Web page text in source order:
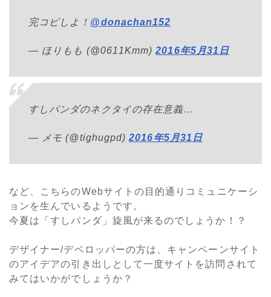
完コピしよ！ @donachan152
— ほりもも (@0611Kmm)2016年5月31日
すしパンダのネクタイの存在意義…
— メモ (@tighugpd)2016年5月31日
など、こちらのWebサイトの目的通りコミュニケーシ
ョンを生んでいるようです。
今夏は「すしパンダ」旋風が来るのでしょうか！？
デザイナー/デベロッパーの方は、キャンペーンサイト
のアイデアの引き出しとして一度サイトを訪問されて
みてはいかがでしょうか？